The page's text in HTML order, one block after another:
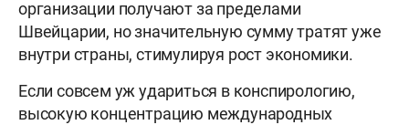
организации получают за пределами
Швейцарии, но значительную сумму тратят уже
внутри страны, стимулируя рост экономики.
Если совсем уж удариться в конспирологию,
высокую концентрацию международных